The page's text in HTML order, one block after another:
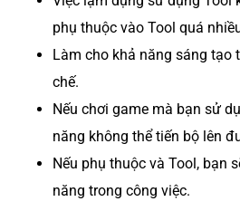
phụ thuộc vào Tool quá
Làm cho khả năng sáng tạo
chế.
Nếu chơi game mà bạn sử
năng không thể tiến bộ lên
Nếu phụ thuộc và Tool, bạn
năng trong công việc.